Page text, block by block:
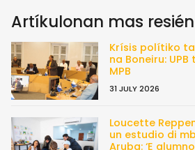
Artíkulonan mas resién
Krísis polítiko
na Boneiru:
MPB
31 JULY 2026
Loucette
un estudio di
Aruba: ‘E